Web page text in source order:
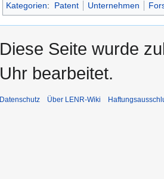
Kategorien: Patent Unternehmen
Diese Seite wurde
Uhr bearbeitet.
Datenschutz Über LENR-Wiki